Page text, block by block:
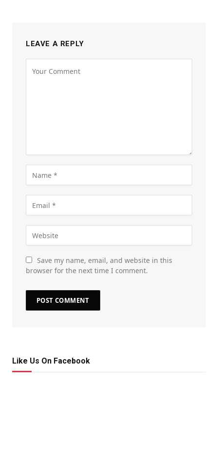
LEAVE A REPLY
Save my name, email, and website in this
browser for the next time I comment.
Like Us On Facebook